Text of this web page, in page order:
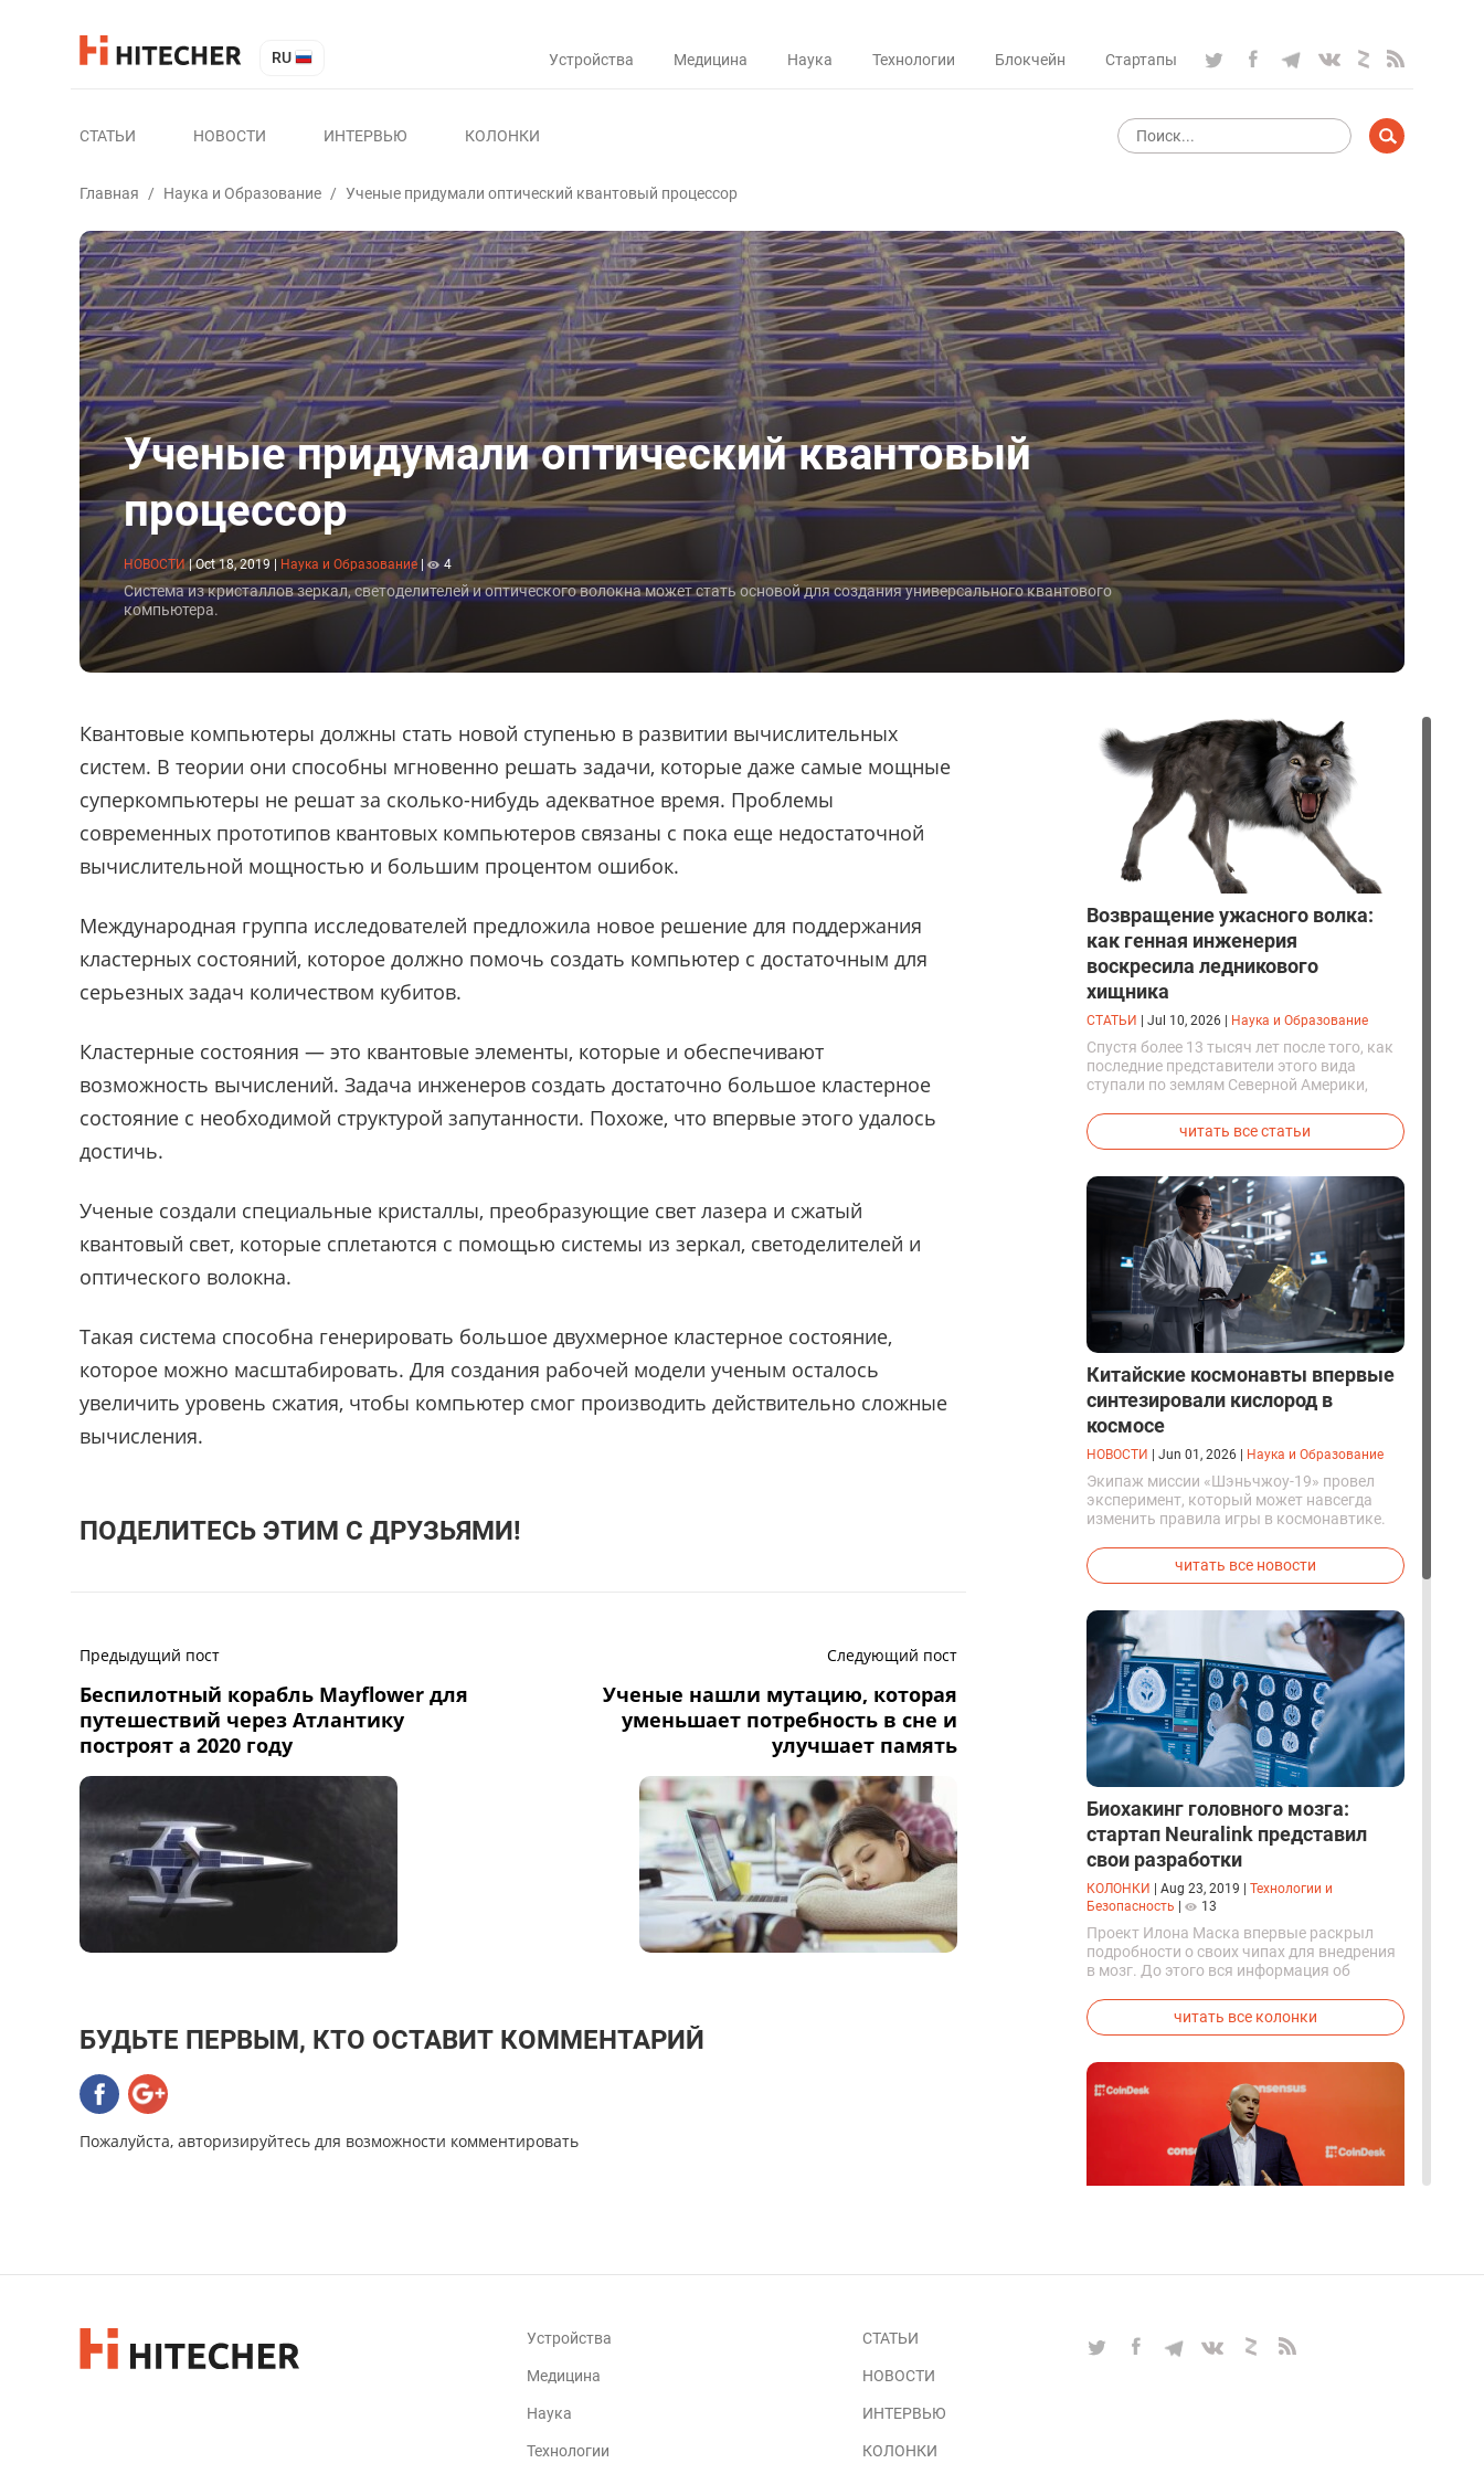
RU Устройства Медицина Наука Технологии Блокчейн Стартапы
СТАТЬИ НОВОСТИ ИНТЕРВЬЮ КОЛОНКИ
Главная / Наука и Образование / Ученые придумали оптический квантовый процессор
Ученые придумали оптический квантовый
процессор
НОВОСТИ | Oct 18, 2019 Наука и Образование 4
Система из кристаллов зеркал, светоделителей и оптического волокна может стать основой для создания универсального квантового
компьютера.
Квантовые компьютеры должны стать новой ступенью в развитии вычислительных
систем. В теории они способны мгновенно решать задачи, которые даже самые мощные
суперкомпьютеры не решат за сколько-нибудь адекватное время. Проблемы
современных прототипов квантовых компьютеров связаны с пока еще недостаточной
вычислительной мощностью и большим процентом ошибок.
Международная группа исследователей предложила новое решение для поддержания
кластерных состояний, которое должно помочь создать компьютер с достаточным для
серьезных задач количеством кубитов.
Кластерные состояния — это квантовые элементы, которые и обеспечивают
возможность вычислений. Задача инженеров создать достаточно большое кластерное
состояние с необходимой структурой запутанности. Похоже, что впервые этого удалось
достичь.
Ученые создали специальные кристаллы, преобразующие свет лазера и сжатый
квантовый свет, которые сплетаются с помощью системы из зеркал, светоделителей и
оптического волокна.
Такая система способна генерировать большое двухмерное кластерное состояние,
которое можно масштабировать. Для создания рабочей модели ученым осталось
увеличить уровень сжатия, чтобы компьютер смог производить действительно сложные
вычисления.
ПОДЕЛИТЕСЬ ЭТИМ С ДРУЗЬЯМИ!
Предыдущий пост
Беспилотный корабль Mayflower для
путешествий через Атлантику
построят а 2020 году
Следующий пост
Ученые нашли мутацию, которая
уменьшает потребность в сне и
улучшает память
БУДЬТЕ ПЕРВЫМ, КТО ОСТАВИТ КОММЕНТАРИЙ
Пожалуйста, авторизируйтесь для возможности комментировать
Возвращение ужасного волка:
как генная инженерия
воскресила ледникового
хищника
СТАТЬИ Jul 10, 2026 Наука и Образование
Спустя более 13 тысяч лет после того, как
последние представители этого вида
ступали по землям Северной Америки,
вывели первых генетически
модифицированных щенков с фенотипом
читать все статьи
Китайские космонавты впервые
синтезировали кислород в
космосе
НОВОСТИ Jun 01, 2026 Наука и Образование
Экипаж миссии «Шэньчжоу-19» провел
эксперимент, который может навсегда
изменить правила игры в космонавтике.
успешно синтезировали кислород и
компоненты ракетного топлива с
прямо на орбите.
читать все новости
Биохакинг головного мозга:
стартап Neuralink представил
свои разработки
КОЛОНКИ Aug 23, 2019
Технологии и
Безопасность
13
Проект Илона Маска впервые раскрыл
подробности о своих чипах для внедрения
в мозг. До этого вся информация об
читать все колонки
крипторынка в интервью с
Алексом Райнхардтом
Устройства
Медицина
Наука
Технологии
СТАТЬИ
НОВОСТИ
ИНТЕРВЬЮ
КОЛОНКИ